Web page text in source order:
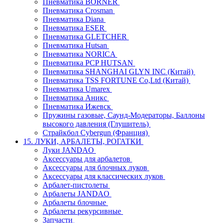
Пневматика BORNER
Пневматика Crosman
Пневматика Diana
Пневматика ESER
Пневматика GLETCHER
Пневматика Hutsan
Пневматика NORICA
Пневматика PCP HUTSAN
Пневматика SHANGHAI GLYN INC (Китай)
Пневматика TSS FORTUNE Co,Ltd (Китай)
Пневматика Umarex
Пневматика Аникс
Пневматика Ижевск
Пружины газовые, Саунд-Модераторы, Баллоны
высокого давления (Глушитель)
Страйкбол Cybergun (Франция)
15. ЛУКИ, АРБАЛЕТЫ, РОГАТКИ
Луки JANDAO
Аксессуары для арбалетов
Аксессуары для блочных луков
Аксессуары для классических луков
Арбалет-пистолеты
Арбалеты JANDAO
Арбалеты блочные
Арбалеты рекурсивные
Запчасти